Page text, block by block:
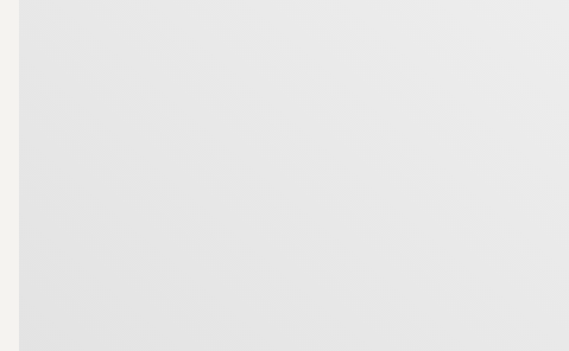
Med ca 500 meter till bad och båtliv blir det enkelt att
kombinera fritidsliv med stadens utbud. Stallarholmen
båtturer med ångfartyget Ejdern, vikingafestival och
samt Norrby Golf med 18 hål i vacker sörmländsk
Sammantaget ett trivsamt fritidhus med kommunalt